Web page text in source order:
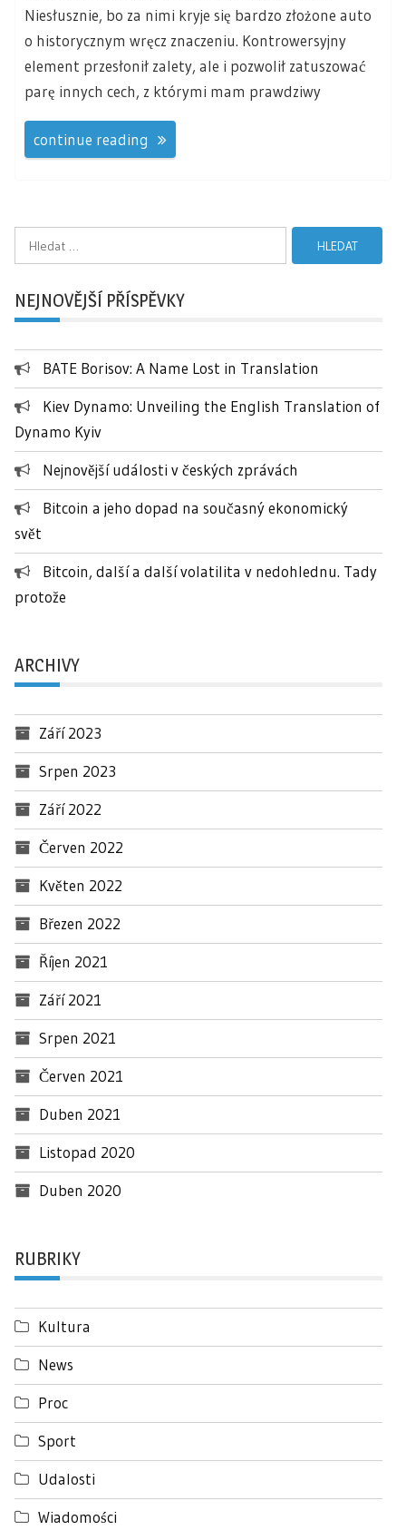
Niesłusznie, bo za nimi kryje się bardzo złożone auto
o historycznym wręcz znaczeniu. Kontrowersyjny
element przesłonił zalety, ale i pozwolił zatuszować
parę innych cech, z którymi mam prawdziwy
continue reading
NEJNOVĚJŠÍ PŘÍSPĚVKY
BATE Borisov: A Name Lost in Translation
Kiev Dynamo: Unveiling the English Translation of
Dynamo Kyiv
Nejnovější události v českých zprávách
Bitcoin a jeho dopad na současný ekonomický
svět
Bitcoin, další a další volatilita v nedohlednu. Tady
protože
ARCHIVY
Září 2023
Srpen 2023
Září 2022
Červen 2022
Květen 2022
Březen 2022
Říjen 2021
Září 2021
Srpen 2021
Červen 2021
Duben 2021
Listopad 2020
Duben 2020
RUBRIKY
Kultura
News
Proc
Sport
Udalosti
Wiadomości